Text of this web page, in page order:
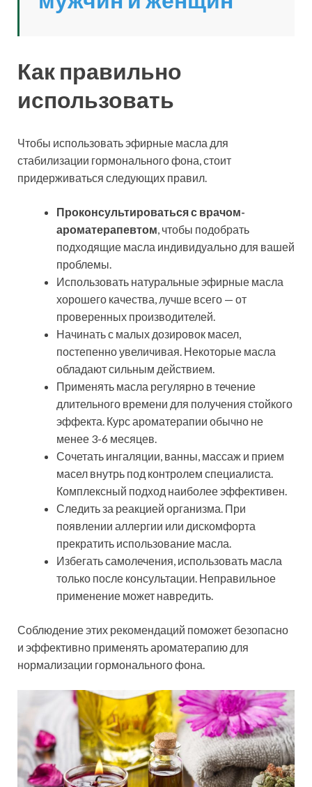
Как правильно
использовать
Чтобы использовать эфирные масла для
стабилизации гормонального фона, стоит
придерживаться следующих правил.
Проконсультироваться с врачом-
ароматерапевтом, чтобы подобрать
подходящие масла индивидуально для вашей
проблемы.
Использовать натуральные эфирные масла
хорошего качества, лучше всего — от
проверенных производителей.
Начинать с малых дозировок масел,
постепенно увеличивая. Некоторые масла
обладают сильным действием.
Применять масла регулярно в течение
длительного времени для получения стойкого
эффекта. Курс ароматерапии обычно не
менее 3-6 месяцев.
Сочетать ингаляции, ванны, массаж и прием
масел внутрь под контролем специалиста.
Комплексный подход наиболее эффективен.
Следить за реакцией организма. При
появлении аллергии или дискомфорта
прекратить использование масла.
Избегать самолечения, использовать масла
только после консультации. Неправильное
применение может навредить.
Соблюдение этих рекомендаций поможет безопасно
и эффективно применять ароматерапию для
нормализации гормонального фона.